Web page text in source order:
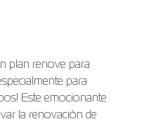
plan renove para
para
Este emocionante
la renovación de